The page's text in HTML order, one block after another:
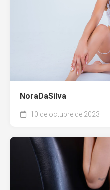
NoraDaSilva
10 de octubre de 2023